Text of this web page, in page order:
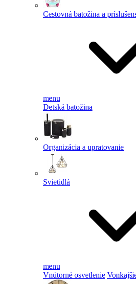
Cestovná batožina a
menu
Detská batožina
Organizácia a upratovanie
Svietidlá
menu
Vnútorné osvetlenie